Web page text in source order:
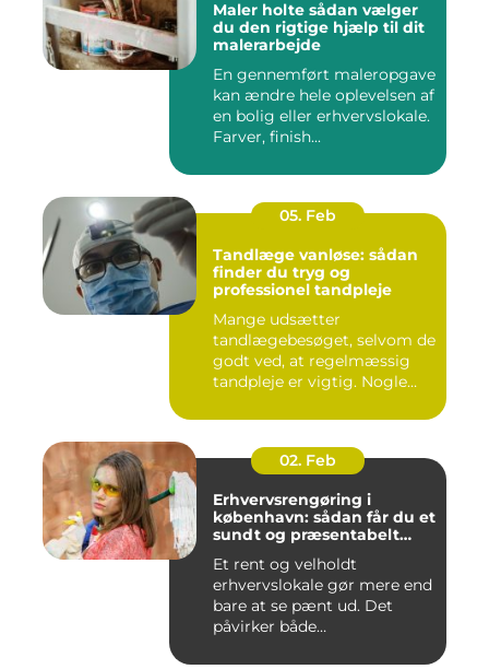
Maler holte sådan vælger
du den rigtige hjælp til dit
malerarbejde
En gennemført maleropgave
kan ændre hele oplevelsen af
en bolig eller erhvervslokale.
Farver, finish...
05. Feb
Tandlæge vanløse: sådan
finder du tryg og
professionel tandpleje
Mange udsætter
tandlægebesøget, selvom de
godt ved, at regelmæssig
tandpleje er vigtig. Nogle
02. Feb
Erhvervsrengøring i
københavn: sådan får du et
sundt og præsentabelt
Et rent og velholdt
erhvervslokale gør mere end
bare at se pænt ud. Det
påvirker både